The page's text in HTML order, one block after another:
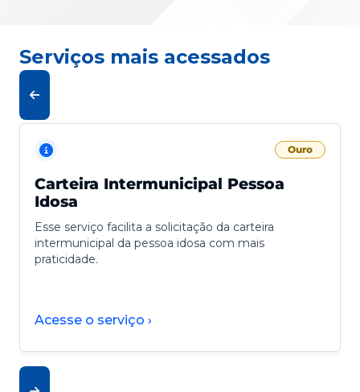
Serviços mais acessados
Ouro
Carteira Intermunicipal Pessoa
Idosa
Esse serviço facilita a solicitação da carteira
intermunicipal da pessoa idosa com mais
praticidade.
Acesse o serviço ›